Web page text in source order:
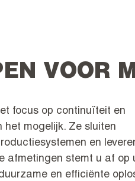
VOOR
focus op continuïteit en
mogelijk. Ze sluiten
en
afmetingen stemt u af op
en efficiënte